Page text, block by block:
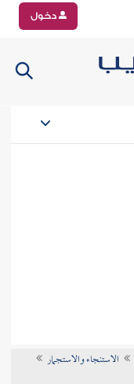
دخول
الاستنجاء والاستجمار